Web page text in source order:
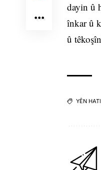
dayin û
înkar û
û
YÊN